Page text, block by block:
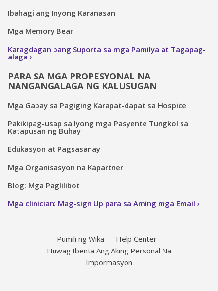
Ibahagi ang Inyong Karanasan
Mga Memory Bear
Karagdagan pang Suporta sa mga Pamilya at Tagapag-
alaga
PARA SA MGA PROPESYONAL NA
NANGANGALAGA NG KALUSUGAN
Mga Gabay sa Pagiging Karapat-dapat sa Hospice
Pakikipag-usap sa Iyong mga Pasyente Tungkol sa
Katapusan ng Buhay
Edukasyon at Pagsasanay
Mga Organisasyon na Kapartner
Blog: Mga Paglilibot
Mga clinician: Mag-sign Up para sa Aming mga Email
Pumili ng Wika
Help Center
Huwag Ibenta Ang Aking Personal Na
Impormasyon